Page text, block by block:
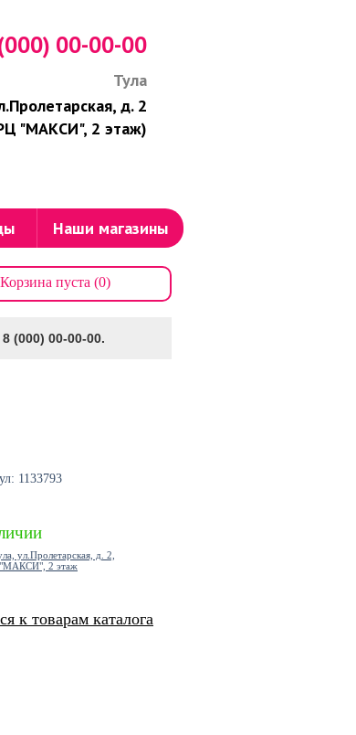
00-00-00
Тула
д. 2
"МАКСИ", 2 этаж)
Наши магазины
Корзина пуста (0)
(000) 00-00-00.
1133793
ул.Пролетарская, д. 2,
2 этаж
к товарам каталога